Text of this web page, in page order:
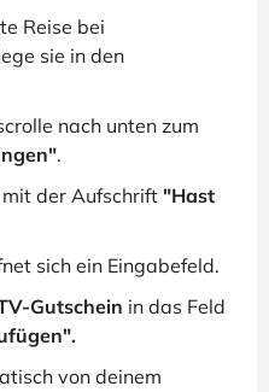
Reise bei
sie in den
nach unten zum
.
der Aufschrift "Hast
sich ein Eingabefeld.
Gutschein in das Feld
von deinem